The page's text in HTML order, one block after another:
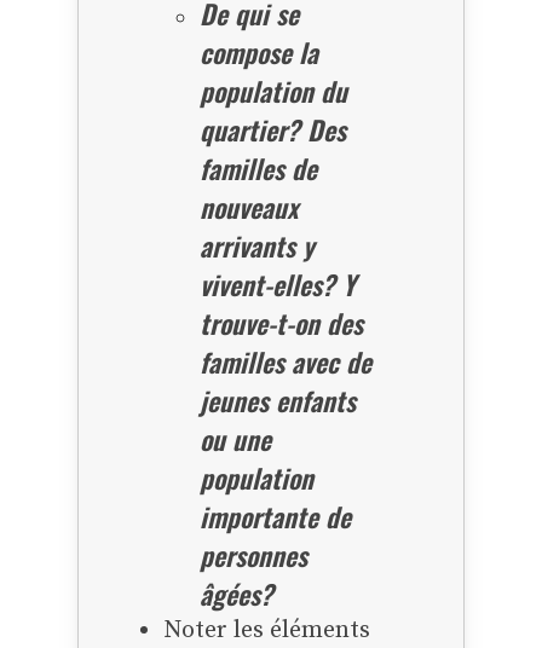
De qui se
compose la
population du
quartier? Des
familles de
nouveaux
arrivants y
vivent-elles? Y
trouve-t-on des
familles avec de
jeunes enfants
ou une
population
importante de
personnes
âgées?
Noter les éléments